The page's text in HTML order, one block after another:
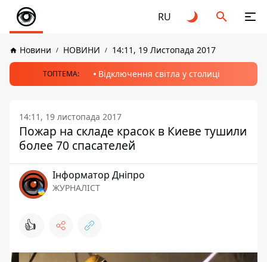
RU
Новини НОВИНИ 14:11, 19 Листопада 2017
ТОПТЕМА: Відключення світла у столиці
14:11, 19 листопада 2017
Пожар на складе красок в Киеве тушили
более 70 спасателей
Інформатор Дніпро
ЖУРНАЛІСТ
👍